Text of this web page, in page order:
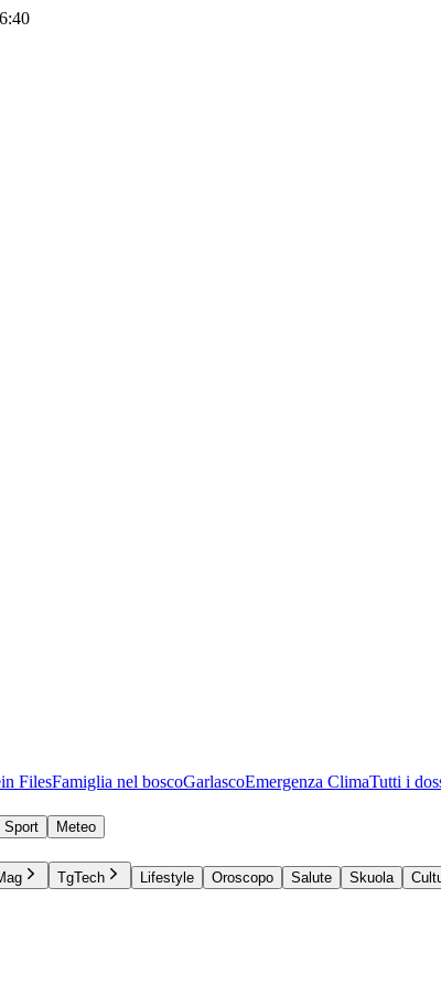
FilesFamiglia nel boscoGarlascoEmergenza ClimaTutti i
Sport
Meteo
TgTech Lifestyle Oroscopo Salute Skuola